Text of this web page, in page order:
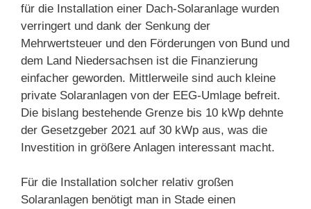
für die Installation einer Dach-Solaranlage wurden
verringert und dank der Senkung der
Mehrwertsteuer und den Förderungen von Bund und
dem Land Niedersachsen ist die Finanzierung
einfacher geworden. Mittlerweile sind auch kleine
private Solaranlagen von der EEG-Umlage befreit.
Die bislang bestehende Grenze bis 10 kWp dehnte
der Gesetzgeber 2021 auf 30 kWp aus, was die
Investition in größere Anlagen interessant macht.
Für die Installation solcher relativ großen
Solaranlagen benötigt man in Stade einen